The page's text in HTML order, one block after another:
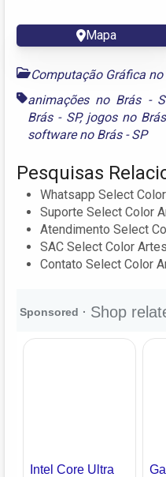
Mapa
Computação Gráfica no
animações no Brás -
Brás - SP, jogos no
software no Brás - SP
Pesquisas
Whatsapp Select
Suporte Select Color
Atendimento Select
SAC Select Color
Contato Select Color